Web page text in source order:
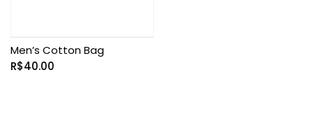
Men’s Cotton Bag
R$40.00